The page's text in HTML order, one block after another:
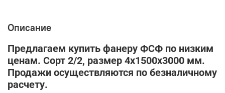
Описание
Предлагаем купить фанеру ФСФ по низким
ценам. Сорт 2/2, размер 4х1500х3000 мм.
Продажи осуществляются по безналичному
расчету.